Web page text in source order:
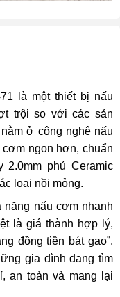
là một thiết bị nấu
trội so với các sản
ở công nghệ nấu
ngon hơn, chuẩn
phủ Ceramic
loại nồi mỏng.
nấu cơm nhanh
là giá thành hợp lý,
đồng tiền bát gạo”.
gia đình đang tìm
an toàn và mang lại